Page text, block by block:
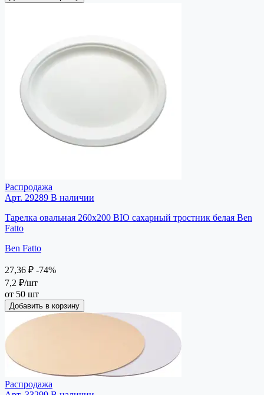
Распродажа
Арт. 29289 В наличии
Тарелка овальная 260х200 BIO сахарный тростник белая Ben
Fatto
Ben Fatto
27,36 ₽ -74%
7,2 ₽/шт
от 50 шт
Добавить в корзину
Распродажа